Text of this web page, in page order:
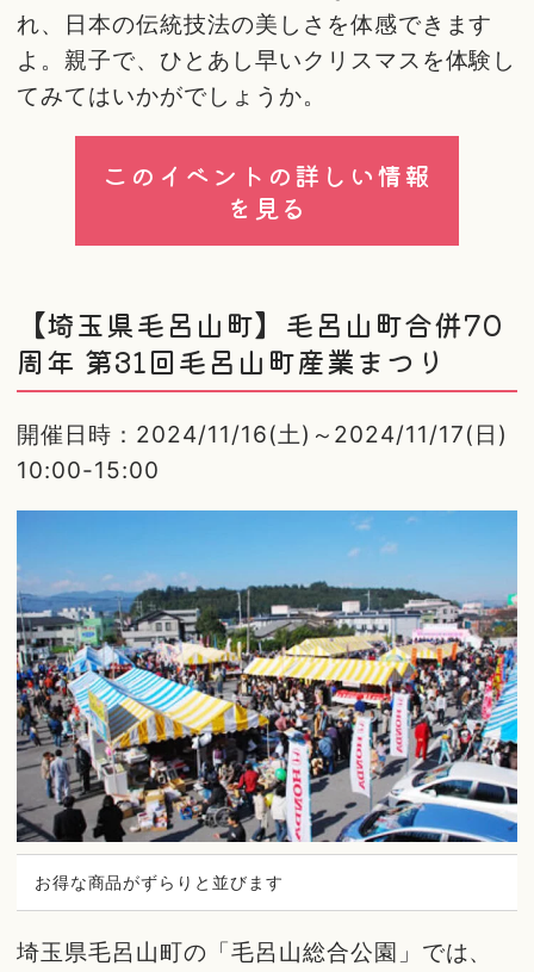
れ、日本の伝統技法の美しさを体感できます
よ。親子で、ひとあし早いクリスマスを体験し
てみてはいかがでしょうか。
このイベントの詳しい情報
を見る
【埼玉県毛呂山町】毛呂山町合併70
周年 第31回毛呂山町産業まつり
開催日時：2024/11/16(土)～2024/11/17(日)
10:00-15:00
お得な商品がずらりと並びます
埼玉県毛呂山町の「毛呂山総合公園」では、